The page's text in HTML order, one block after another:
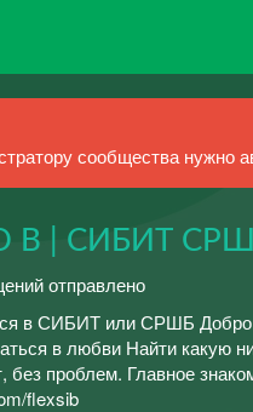
сообщества нужно
| СИБИТ
отправлено
в СИБИТ или СРШБ Добро
в любви Найти какую
без проблем. Главное
flexsib